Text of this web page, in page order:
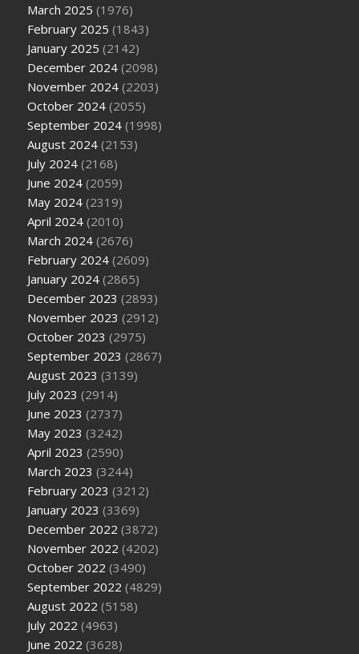
March 2025 (1976)
February 2025 (1843)
January 2025 (2142)
December 2024 (2098)
November 2024 (2203)
October 2024 (2055)
September 2024 (1998)
August 2024 (2153)
July 2024 (2168)
June 2024 (2059)
May 2024 (2319)
April 2024 (2010)
March 2024 (2676)
February 2024 (2609)
January 2024 (2865)
December 2023 (2893)
November 2023 (2912)
October 2023 (2975)
September 2023 (2867)
August 2023 (3139)
July 2023 (2914)
June 2023 (2737)
May 2023 (3242)
April 2023 (2590)
March 2023 (3244)
February 2023 (3212)
January 2023 (3369)
December 2022 (3872)
November 2022 (4202)
October 2022 (3490)
September 2022 (4829)
August 2022 (5158)
July 2022 (4963)
June 2022 (3628)